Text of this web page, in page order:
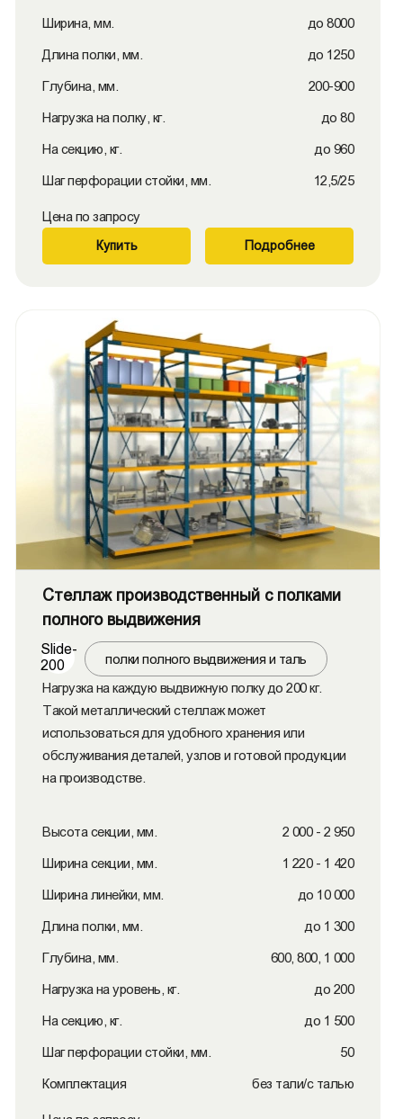
Ширина, мм. до 8000
Длина полки, мм. до 1250
Глубина, мм. 200-900
Нагрузка на полку, кг. до 80
На секцию, кг. до 960
Шаг перфорации стойки, мм. 12,5/25
Цена по запросу
Купить Подробнее
Стеллаж производственный c полками
полного выдвижения
Slide-
200
полки полного выдвижения и таль
Нагрузка на каждую выдвижную полку до 200 кг.
Такой металлический стеллаж может
использоваться для удобного хранения или
обслуживания деталей, узлов и готовой продукции
на производстве.
Высота секции, мм. 2 000 - 2 950
Ширина секции, мм. 1 220 - 1 420
Ширина линейки, мм. до 10 000
Длина полки, мм. до 1 300
Глубина, мм. 600, 800, 1 000
Нагрузка на уровень, кг. до 200
На секцию, кг. до 1 500
Шаг перфорации стойки, мм. 50
Комплектация без тали/с талью